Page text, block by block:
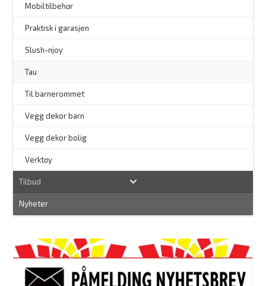
Mobiltilbehør
Praktisk i garasjen
Slush-njoy
Tau
Til barnerommet
Vegg dekor barn
Vegg dekor bolig
Verktøy
Tilbud
Nyheter